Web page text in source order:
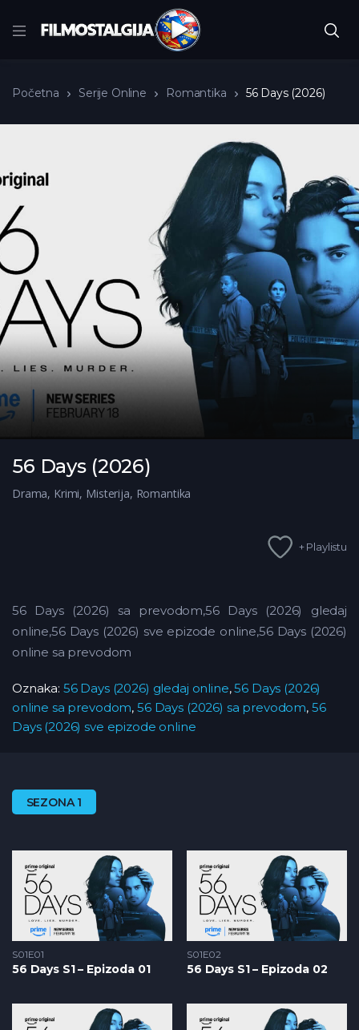
Početna Serije Online Romantika 56 Days (2026)
56 Days (2026)
Drama, Krimi, Misterija, Romantika
+ Playlistu
56 Days (2026) sa prevodom,56 Days (2026) gledaj
online,56 Days (2026) sve epizode online,56 Days (2026)
online sa prevodom
Oznaka: 56 Days (2026) gledaj online,56 Days (2026)
online sa prevodom,56 Days (2026) sa prevodom, 56
Days (2026) sve epizode online
SEZONA 1
S01E01
56 Days S1 – Epizoda 01
S01E02
56 Days S1 – Epizoda 02